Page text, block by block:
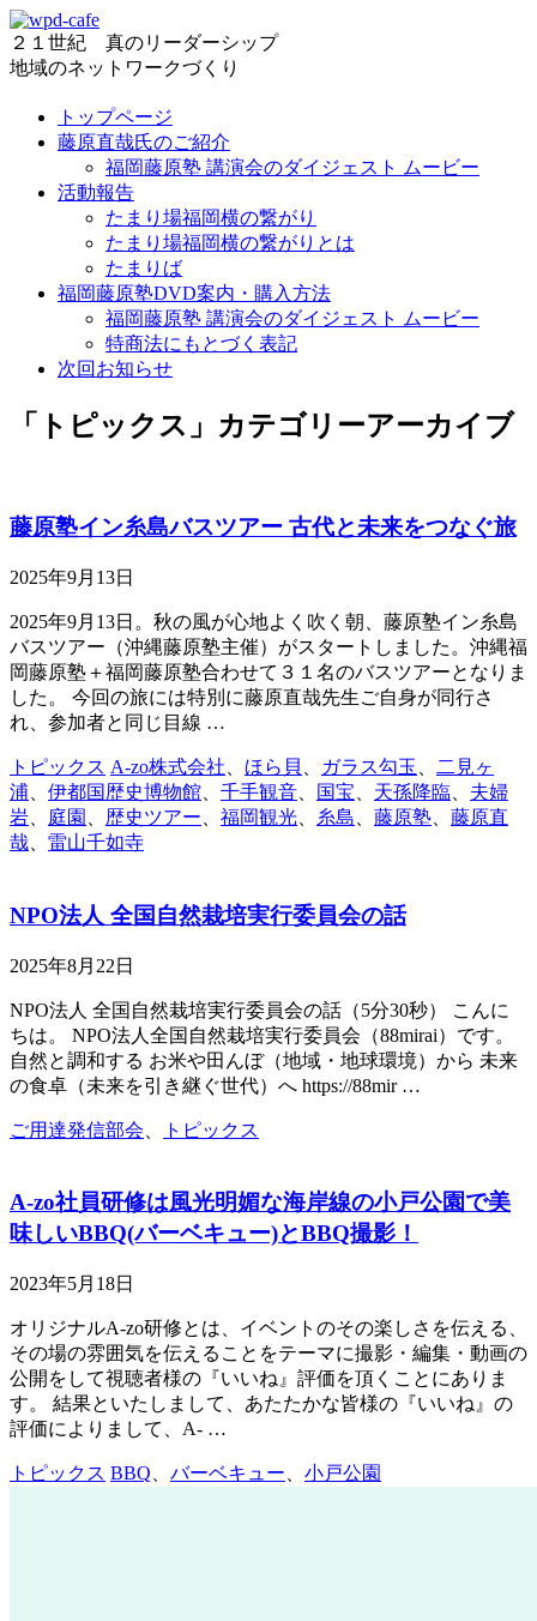
２１世紀 真のリーダーシップ
地域のネットワークづくり
トップページ
藤原直哉氏のご紹介
福岡藤原塾 講演会のダイジェスト ムービー
活動報告
たまり場福岡横の繋がり
たまり場福岡横の繋がりとは
たまりば
福岡藤原塾DVD案内・購入方法
福岡藤原塾 講演会のダイジェスト ムービー
特商法にもとづく表記
次回お知らせ
「 トピックス 」カテゴリーアーカイブ
藤原塾イン糸島バスツアー 古代と未来をつなぐ旅
2025年9月13日
2025年9月13日。秋の風が心地よく吹く朝、藤原塾イン糸島
バスツアー（沖縄藤原塾主催）がスタートしました。沖縄福
岡藤原塾＋福岡藤原塾合わせて３１名のバスツアーとなりま
した。 今回の旅には特別に藤原直哉先生ご自身が同行さ
れ、参加者と同じ目線 …
トピックス A-zo株式会社 ほら貝 ガラス勾玉
二見ヶ
浦
伊都国歴史博物館 千手観音 国宝 天孫降臨
夫婦
岩
庭園 歴史ツアー 福岡観光 糸島 藤原塾
藤原直
哉
雷山千如寺
NPO法人 全国自然栽培実行委員会の話
2025年8月22日
NPO法人 全国自然栽培実行委員会の話（5分30秒） こんに
ちは。 NPO法人全国自然栽培実行委員会（88mirai）です。
⾃然と調和する お米や田んぼ（地域・地球環境）から 未来
の⾷卓（未来を引き継ぐ世代）へ https://88mir …
ご用達発信部会 トピックス
A-zo社員研修は風光明媚な海岸線の小戸公園で美
味しいBBQ(バーベキュー)とBBQ撮影！
2023年5月18日
オリジナルA-zo研修とは、イベントのその楽しさを伝える、
その場の雰囲気を伝えることをテーマに撮影・編集・動画の
公開をして視聴者様の『いいね』評価を頂くことにありま
す。 結果といたしまして、あたたかな皆様の『いいね』の
評価によりまして、A- …
トピックス BBQ バーベキュー 小戸公園